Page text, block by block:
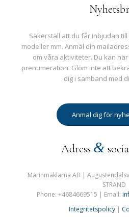
Säkerställ att du får inbjudan
modeller mm. Anmäl din
om våra aktiviteter. Du kan
prenumeration. Glöm inte att
dig i samband med
Anmäl dig för
Adress &
Marinmäklarna AB |
STRAND
Phone: +4684669515 | Email:
Integritetspolicy|